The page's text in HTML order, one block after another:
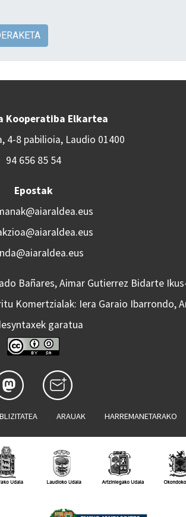
Kooperatiba Elkartea
4-8 pabilioia, Laudio 01400
94 656 85 54
Epostak
Bañares, Aimar Gutierrez Bidarte
Komertzialak: Iera Garaio Ibarrondo,
garatua
ARAUAK HARREMANETARAKO